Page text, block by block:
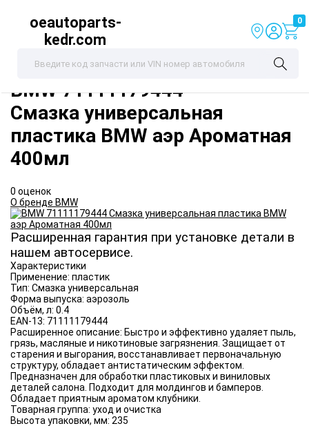
oeautoparts-
kedr.com
0
BMW71111179444
Смазка универсальная
пластика BMW аэр Ароматная
400мл
0 оценок
О бренде BMW
Расширенная гарантия при установке детали в
нашем автосервисе.
Характеристики
Применение: пластик
Тип: Смазка универсальная
Форма выпуска: аэрозоль
Объём, л: 0.4
EAN-13: 71111179444
Расширенное описание: Быстро и эффективно удаляет пыль,
грязь, масляные и никотиновые загрязнения. Защищает от
старения и выгорания, восстанавливает первоначальную
структуру, обладает антистатическим эффектом.
Предназначен для обработки пластиковых и виниловых
деталей салона. Подходит для молдингов и бамперов.
Обладает приятным ароматом клубники.
Товарная группа: уход и очистка
Высота упаковки, мм: 235